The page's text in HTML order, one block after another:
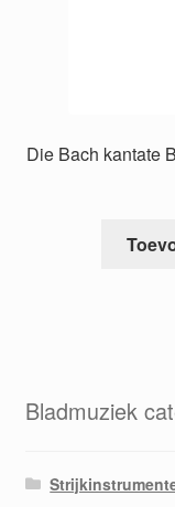
Die Bach kantate
Bladmuziek